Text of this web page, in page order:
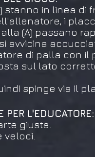
stanno in linea di
i
(A) passano
avvicina
di palla con il
sul lato
spinge via il
PER L'EDUCATORE:
giusta.
veloci.